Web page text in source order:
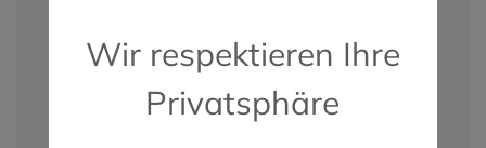
Wir respektieren Ihre
Privatsphäre